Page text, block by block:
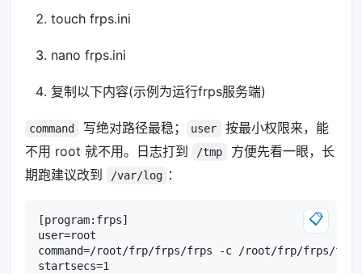
touch frps.ini
nano frps.ini
复制以下内容(示例为运行frps服务端)
command 写绝对路径最稳； user
按最小权限来，能
不用 root 就不用。日志打到
/tmp
方便先看一眼，长
期跑建议改到
/var/log ：
[program:frps]
user=root
command=/root/frp/frps/frps -c /root/frp/frps/
startsecs=1
📋